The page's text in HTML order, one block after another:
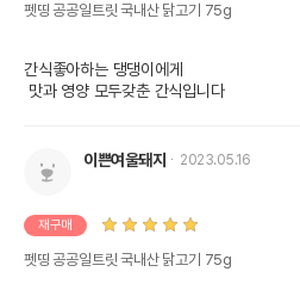
펫띵 공공일트릿 국내산 닭고기 75g
간식좋아하는 댕댕이에게
맛과 영양 모두갖춘 간식입니다
이쁜여울돼지 2023.05.16
재구매
펫띵 공공일트릿 국내산 닭고기 75g